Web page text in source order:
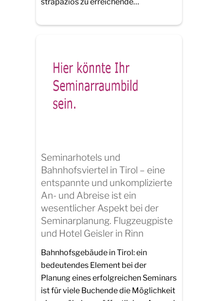
Seminarhotels und
Bahnhofsviertel in Tirol – eine
entspannte und unkomplizierte
An- und Abreise ist ein
wesentlicher Aspekt bei der
Seminarplanung. Flugzeugpiste
und Hotel Geisler in Rinn
Bahnhofsgebäude in Tirol: ein
bedeutendes Element bei der
Planung eines erfolgreichen Seminars
ist für viele Buchende die Möglichkeit